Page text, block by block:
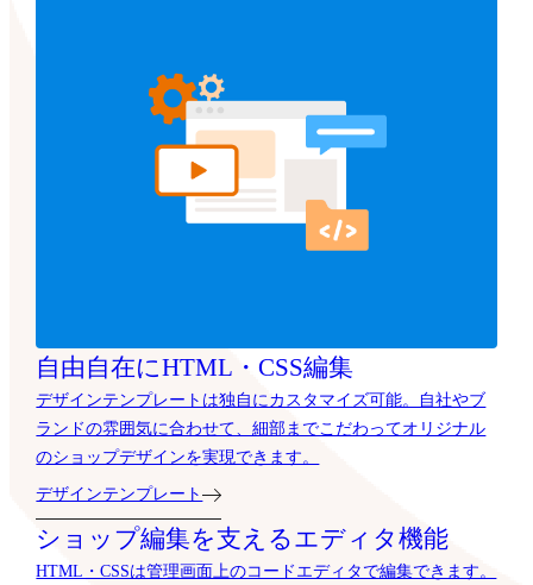
自由自在にHTML・CSS編集
デザインテンプレートは独自にカスタマイズ可能。自社やブ
ランドの雰囲気に合わせて、細部までこだわってオリジナル
のショップデザインを実現できます。
デザインテンプレート
ショップ編集を支えるエディタ機能
HTML・CSSは管理画面上のコードエディタで編集できます。